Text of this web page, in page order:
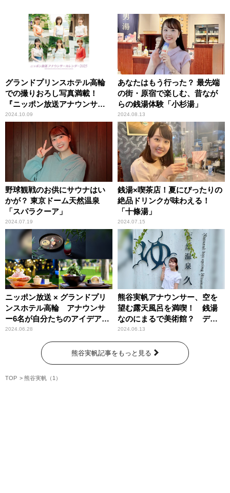
グランドプリンスホテル高輪
での撮りおろし写真満載！
『ニッポン放送アナウンサー
カレンダー2025』
2024.10.09
あなたはもう行った？ 最先端
の街・原宿で楽しむ、昔なが
らの銭湯体験「小杉湯」
2024.08.13
野球観戦のお供にサウナはい
かが？ 東京ドーム天然温泉
「スパラクーア」
2024.07.19
銭湯×喫茶店！夏にぴったりの
絶品ドリンクが味わえる！
「十條湯」
2024.07.15
ニッポン放送 × グランドプリ
ンスホテル高輪 アナウンサ
ー6名が自分たちのアイデアが
詰まった“和菓子”＆“かき
2024.06.28
熊谷実帆アナウンサー、空を
望む露天風呂を満喫！ 銭湯
なのにまるで美術館？ デザ
イナーズ銭湯「久松湯」
2024.06.13
熊谷実帆記事をもっと見る
TOP 熊谷実帆（1）